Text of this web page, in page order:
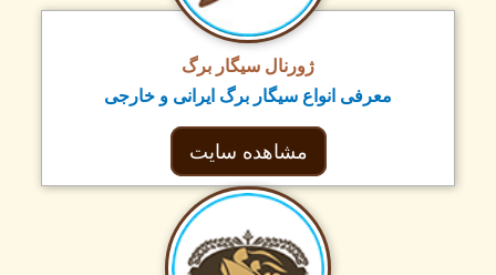
ژورنال سیگار برگ
معرفی انواع سیگار برگ ایرانی و خارجی
مشاهده سایت